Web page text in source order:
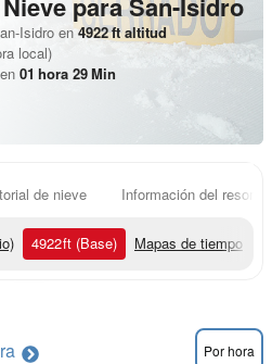
Isidro en 4922ftaltitud
local)
01 hora 29Min
de nieve Información del resort
4922ft (Base) Mapas de tiempo
Por hora